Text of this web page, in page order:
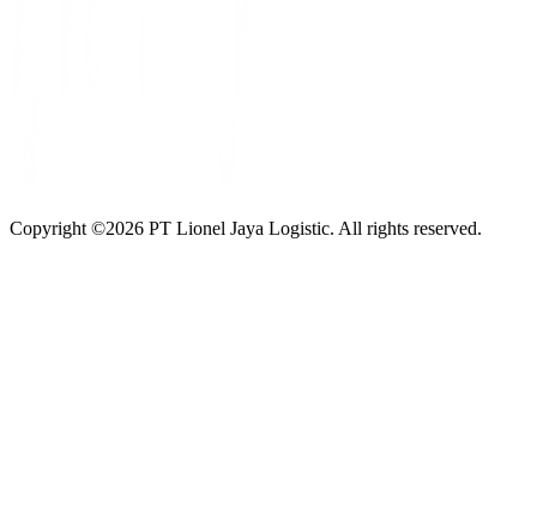
Copyright ©2026 PT Lionel Jaya Logistic. All rights reserved.